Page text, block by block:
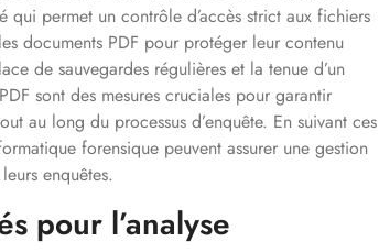
qui permet un contrôle d’accès strict aux fichiers
documents PDF pour protéger leur contenu
de sauvegardes régulières et la tenue d’un
sont des mesures cruciales pour garantir
au long du processus d’enquête. En suivant ces
forensique peuvent assurer une gestion
enquêtes.
pour l’analyse